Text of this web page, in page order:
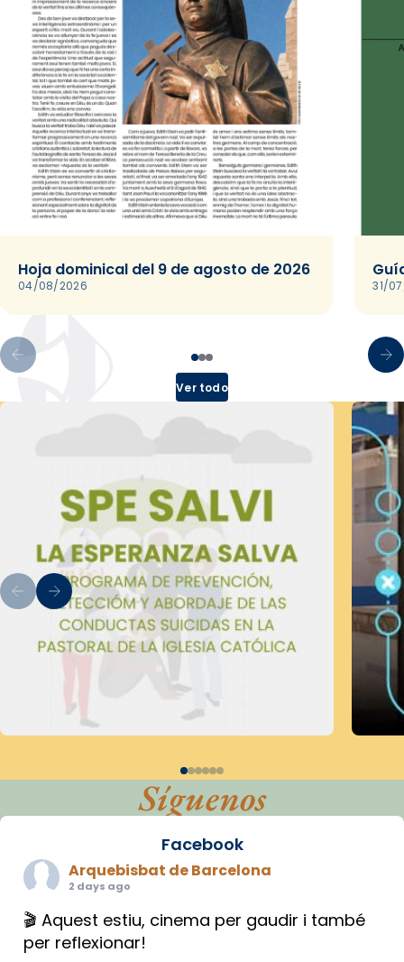
Hoja dominical del 9 de agosto de 2026
04/08/2026 31/
Ver todo
Síguenos
Facebook
Arquebisbat de Barcelona
2 days ago
🎬 Aquest estiu, cinema per gaudir i també
per reflexionar!